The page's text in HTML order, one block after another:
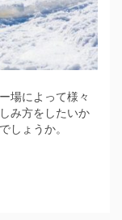
場によって様々
み方をしたいか
しょうか。